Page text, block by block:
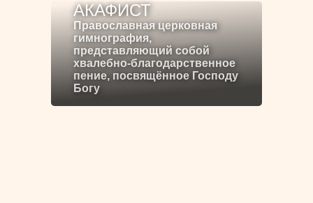
АКАФИСТ
Православная церковная
гимнография,
представляющий собой
хвалебно-благодарственное
пение, посвящённое Господу
Богу